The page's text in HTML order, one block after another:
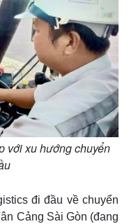
với xu hướng chuyển
đi đầu về chuyển
Cảng Sài Gòn (đang